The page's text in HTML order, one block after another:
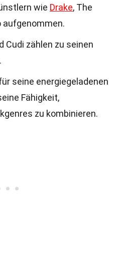
wie Drake, The
aufgenommen.
Cudi zählen zu seinen
seine energiegeladenen
Fähigkeit,
zu kombinieren.